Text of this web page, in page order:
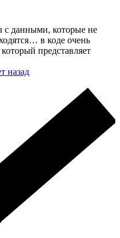
с данными, которые не
в коде очень
представляет
назад